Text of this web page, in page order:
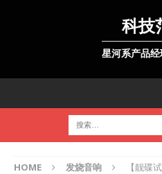
科技
星河系产品
HOME 发烧音响
【靓碟